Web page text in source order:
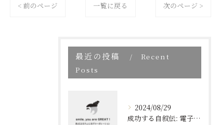
< 前のページ 一覧に戻る 次のページ >
最近の投稿
Recent
Posts
2024/08/29
成功する自叙伝: 電子書籍ブランディングの新しい視点